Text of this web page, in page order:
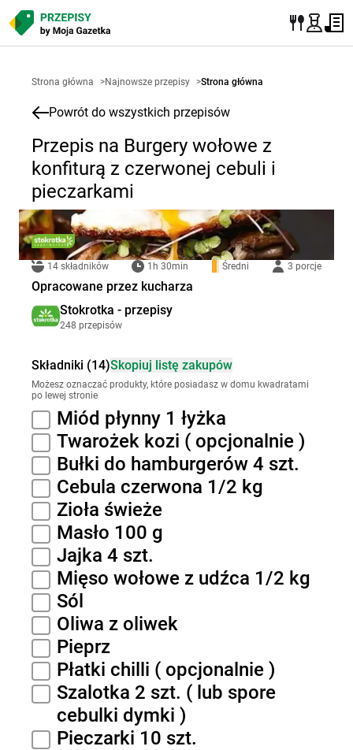
Strona główna >Najnowsze przepisy >Strona główna
Powrót do wszystkich przepisów
Przepis na Burgery wołowe z
konfiturą z czerwonej cebuli i
pieczarkami
14 składników 1h 30min Średni 3 porcje
Opracowane przez kucharza
Stokrotka - przepisy
248 przepisów
Składniki (14)Skopiuj listę zakupów
Możesz oznaczać produkty, które posiadasz w domu kwadratami
po lewej stronie
Miód płynny 1 łyżka
Twarożek kozi ( opcjonalnie )
Bułki do hamburgerów 4 szt.
Cebula czerwona 1/2 kg
Zioła świeże
Masło 100 g
Jajka 4 szt.
Mięso wołowe z udźca 1/2 kg
Sól
Oliwa z oliwek
Pieprz
Płatki chilli ( opcjonalnie )
Szalotka 2 szt. ( lub spore
cebulki dymki )
Pieczarki 10 szt.